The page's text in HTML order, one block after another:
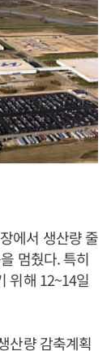
에서 생산량 줄
멈췄다. 특히
위해 12~14일
산량 감축계획